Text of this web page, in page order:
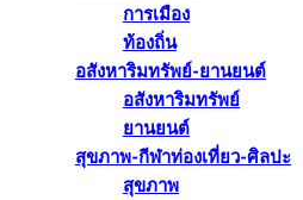
การเมือง
ท้องถิ่น
อสังหาริมทรัพย์-ยานยนต์
อสังหาริมทรัพย์
ยานยนต์
สุขภาพ-กีฬาท่องเที่ยว-ศิลปะ
สุขภาพ